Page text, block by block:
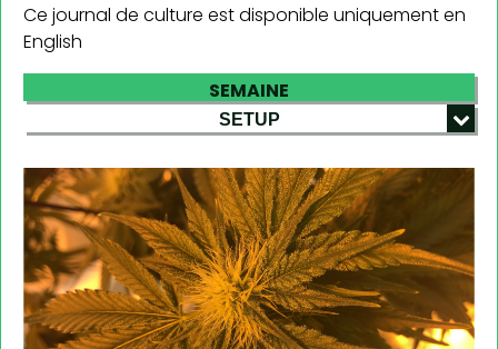
Ce journal de culture est disponible uniquement en
English
SEMAINE
SETUP